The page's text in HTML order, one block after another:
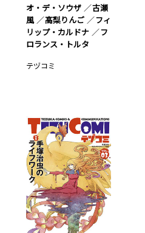
オ・デ・ソウザ
古瀬
風
高梨りんご
フィ
リップ・カルドナ
フ
ロランス・トルタ
テヅコミ